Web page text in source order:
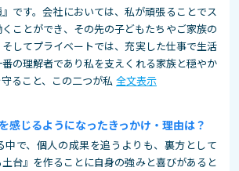
』です。会社においては、私が頑張ることでス
ことができ、その先の子どもたちやご家族の
してプライベートでは、充実した仕事で生活
の理解者であり私を支えくれる家族と穏やか
ること、この二つが私 全文表示
感じるようになったきっかけ・理由は？
中で、個人の成果を追うよりも、裏方として
土台』を作ることに自身の強みと喜びがあると